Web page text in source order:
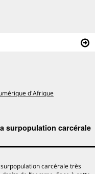
d'Afrique
surpopulation carcérale
carcérale très